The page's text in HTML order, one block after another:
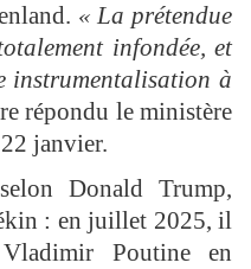
« La prétendue
infondée, et
instrumentalisation à
répondu le ministère
janvier.
Donald Trump,
: en juillet 2025, il
Poutine en